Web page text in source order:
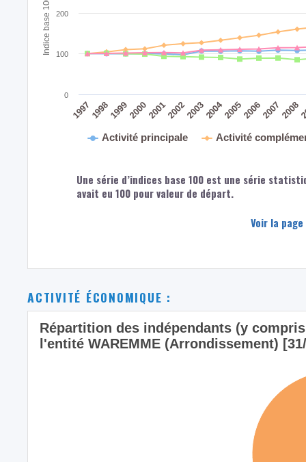
Activité principale Activité
199719981999200020012002200320042005200620072008
0
100
200
Une série d’indices base 100 est une série
avait eu 100 pour valeur de départ.
Voir la
ACTIVITÉ ÉCONOMIQUE :
Répartition des indépendants (y
l'entité WAREMME (Arrondissement)